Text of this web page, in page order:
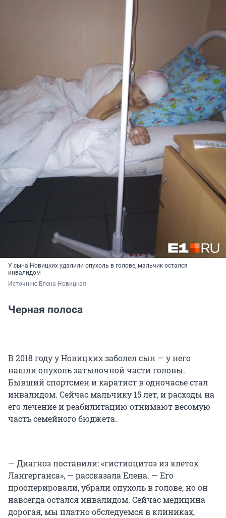
У сына Новицких удалили опухоль в голове, мальчик остался
инвалидом
Источник: Елена Новицкая
Черная полоса
В 2018 году у Новицких заболел сын — у него
нашли опухоль затылочной части головы.
Бывший спортсмен и каратист в одночасье стал
инвалидом. Сейчас мальчику 15 лет, и расходы на
его лечение и реабилитацию отнимают весомую
часть семейного бюджета.
— Диагноз поставили: «гистиоцитоз из клеток
Лангерганса», — рассказала Елена. — Его
прооперировали, убрали опухоль в голове, но он
навсегда остался инвалидом. Сейчас медицина
дорогая, мы платно обследуемся в клиниках,